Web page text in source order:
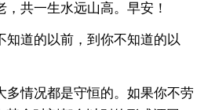
共一生水远山高。早安！
知道的以前，到你不知道的以
多情况都是守恒的。如果你不劳